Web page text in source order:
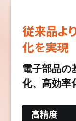
従来品よ
化を実現
電子部品の
化、高効率
高精度